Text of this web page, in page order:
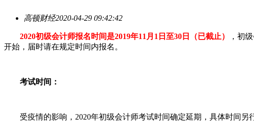
高顿财经2020-04-29 09:42:42
2020初级会计师报名时间是2019年11月1日至30日（已截止）
，初
开始，届时请在规定时间内报名。
考试时间：
受疫情的影响，2020年初级会计师考试时间确定延期，具体时间另行